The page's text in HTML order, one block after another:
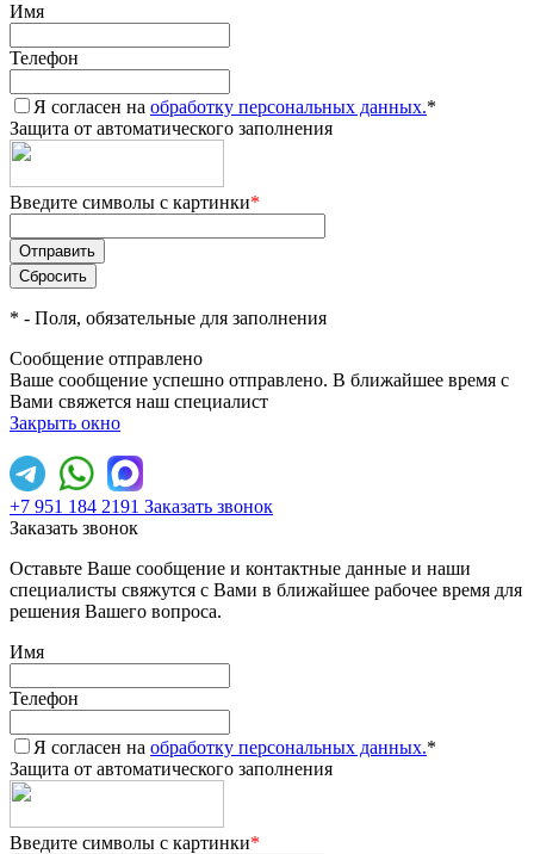
Имя
Телефон
Я согласен на обработку персональных данных.*
Защита от автоматического заполнения
Введите символы с картинки*
* - Поля, обязательные для заполнения
Сообщение отправлено
Ваше сообщение успешно отправлено. В ближайшее время с
Вами свяжется наш специалист
Закрыть окно
+7 951 184 2191 Заказать звонок
Заказать звонок
Оставьте Ваше сообщение и контактные данные и наши
специалисты свяжутся с Вами в ближайшее рабочее время для
решения Вашего вопроса.
Имя
Телефон
Я согласен на обработку персональных данных.*
Защита от автоматического заполнения
Введите символы с картинки*